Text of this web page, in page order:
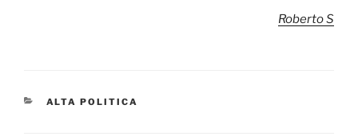
Roberto S
CATEGORIES
ALTA POLITICA